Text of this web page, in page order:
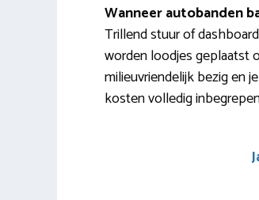
Wanneer autobanden
Trillend stuur of
worden loodjes geplaatst
milieuvriendelijk bezig en
kosten volledig